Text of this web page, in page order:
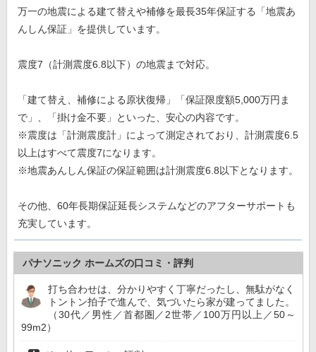
万一の地震による建て替えや補修を最長35年保証する「地震あ
んしん保証」を提供しています。
震度7（計測震度6.8以下）の地震まで対応。
「建て替え、補修による原状復帰」「保証限度額5,000万円ま
で」、「掛け金不要」といった、安心の内容です。
※震度は「計測震度計」によって測定されており、計測震度6.5
以上はすべて震度7になります。
※地震あんしん保証の保証範囲は計測震度6.8以下となります。
その他、60年長期保証延長システムなどのアフターサポートも
充実しています。
パナソニック ホームズの口コミ・評判
打ち合わせは、分かりやすく丁寧だったし、無駄がなく
トントン拍子で進んで、気づいたら家が建ってました。
（30代／男性／首都圏／2世帯／100万円以上／50～
99m2）